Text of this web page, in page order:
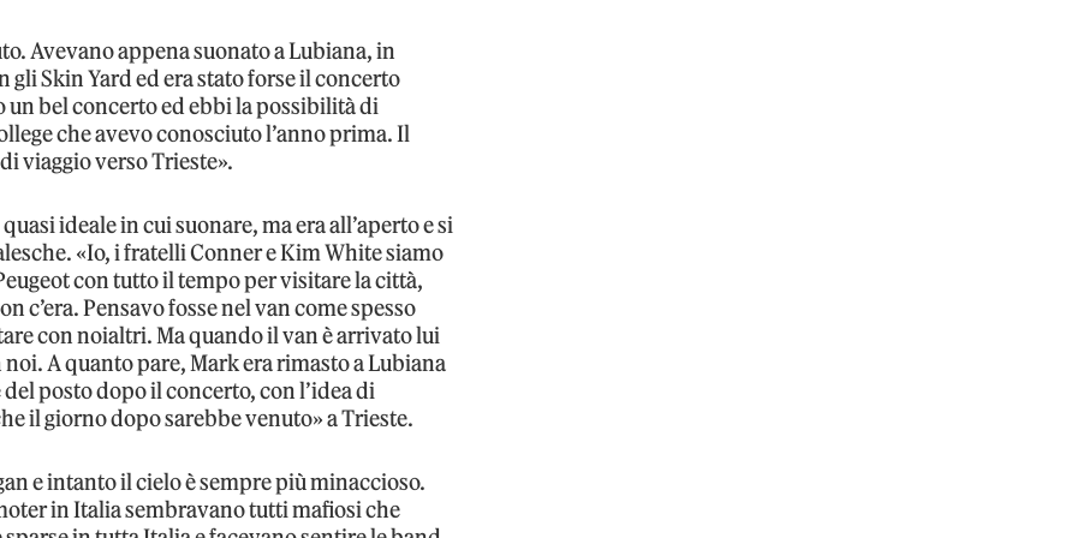
Avevano appena suonato a Lubiana, in
gli Skin Yard ed era stato forse il concerto
un bel concerto ed ebbi la possibilità di
che avevo conosciuto l’anno prima. Il
viaggio verso Trieste».
ideale in cui suonare, ma era all’aperto e si
«Io, i fratelli Conner e Kim White siamo
con tutto il tempo per visitare la città,
c’era. Pensavo fosse nel van come spesso
con noialtri. Ma quando il van è arrivato lui
noi. A quanto pare, Mark era rimasto a Lubiana
posto dopo il concerto, con l’idea di
il giorno dopo sarebbe venuto» a Trieste.
e intanto il cielo è sempre più minaccioso.
in Italia sembravano tutti mafiosi che